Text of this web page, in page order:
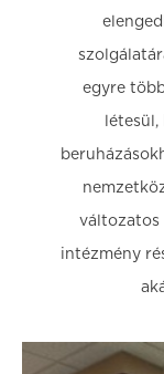
egyre
változatos
intézmény